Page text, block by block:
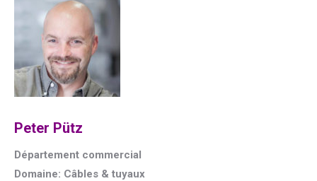
Peter Pütz
Département commercial
Domaine: Câbles & tuyaux